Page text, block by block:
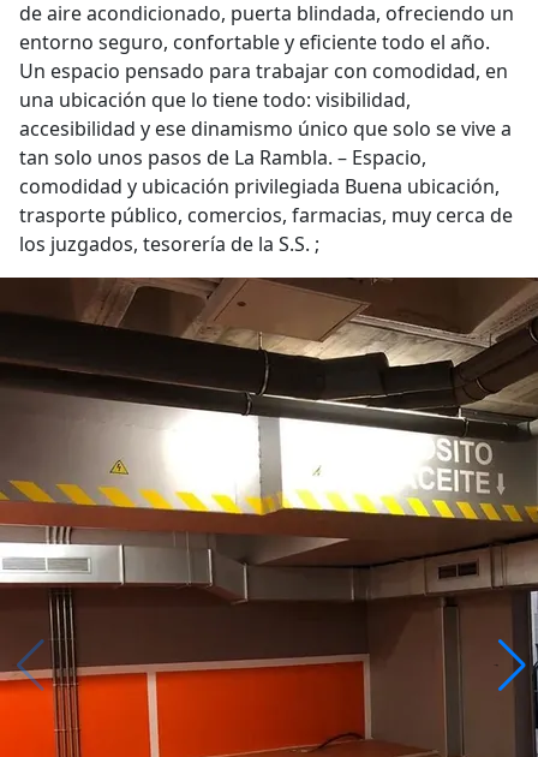
de aire acondicionado, puerta blindada, ofreciendo un
entorno seguro, confortable y eficiente todo el año.
Un espacio pensado para trabajar con comodidad, en
una ubicación que lo tiene todo: visibilidad,
accesibilidad y ese dinamismo único que solo se vive a
tan solo unos pasos de La Rambla. – Espacio,
comodidad y ubicación privilegiada Buena ubicación,
trasporte público, comercios, farmacias, muy cerca de
los juzgados, tesorería de la S.S. ;